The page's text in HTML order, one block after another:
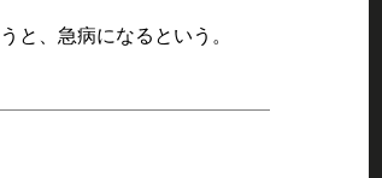
と、急病になるという。